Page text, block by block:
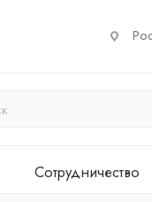
Сотрудничество